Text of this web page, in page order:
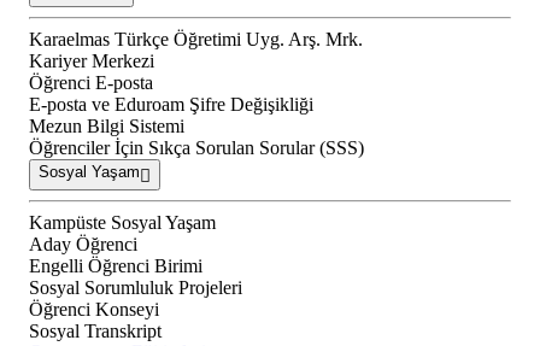
Karaelmas Türkçe Öğretimi Uyg. Arş. Mrk.
Kariyer Merkezi
Öğrenci E-posta
E-posta ve Eduroam Şifre Değişikliği
Mezun Bilgi Sistemi
Öğrenciler İçin Sıkça Sorulan Sorular (SSS)
Sosyal Yaşam
Kampüste Sosyal Yaşam
Aday Öğrenci
Engelli Öğrenci Birimi
Sosyal Sorumluluk Projeleri
Öğrenci Konseyi
Sosyal Transkript